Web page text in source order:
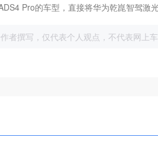
Pro的车型，直接将华为乾崑智驾激
者撰写，仅代表个人观点，不代表网上